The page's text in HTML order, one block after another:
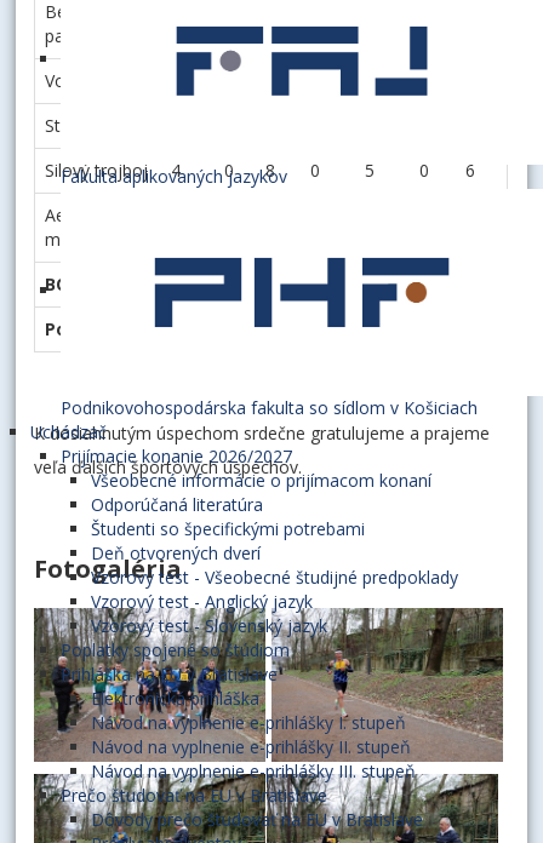
Fakulta aplikovaných jazykov
Podnikovohospodárska fakulta so sídlom v Košiciach
Uchádzač
Prijímacie konanie 2026/2027
Všeobecné informácie o prijímacom konaní
Odporúčaná literatúra
Študenti so špecifickými potrebami
Deň otvorených dverí
Vzorový test - Všeobecné študijné predpoklady
Vzorový test - Anglický jazyk
Vzorový test - Slovenský jazyk
Poplatky spojené so štúdiom
Prihláška na EU v Bratislave
Elektronická prihláška
Návod na vyplnenie e-prihlášky I. stupeň
Návod na vyplnenie e-prihlášky II. stupeň
Návod na vyplnenie e-prihlášky III. stupeň
Prečo študovať na EU v Bratislave
Dôvody prečo študovať na EU v Bratislave
Beh Horským
parkom
8 0 5 4 0
Volejbal 8 0
Stolný tenis
Silový trojboj
4 0 8 0 5 0
6
Aerobik
maratón
BODY 56 36 45 25 12
Poradie
1. 4. 5.
K dosiahnutým úspechom srdečne gratulujeme a prajeme
veľa ďalších športových úspechov.
Fotogaléria